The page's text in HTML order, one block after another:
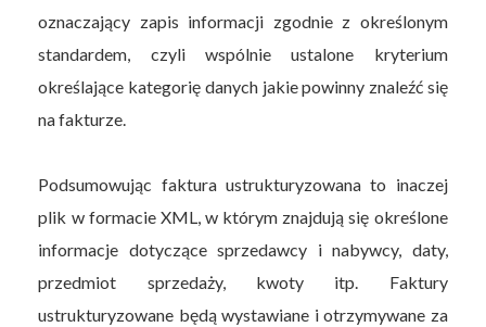
oznaczający zapis informacji zgodnie z określonym
standardem, czyli wspólnie ustalone kryterium
określające kategorię danych jakie powinny znaleźć się
na fakturze.
Podsumowując faktura ustrukturyzowana to inaczej
plik w formacie XML, w którym znajdują się określone
informacje dotyczące sprzedawcy i nabywcy, daty,
przedmiot sprzedaży, kwoty itp. Faktury
ustrukturyzowane będą wystawiane i otrzymywane za